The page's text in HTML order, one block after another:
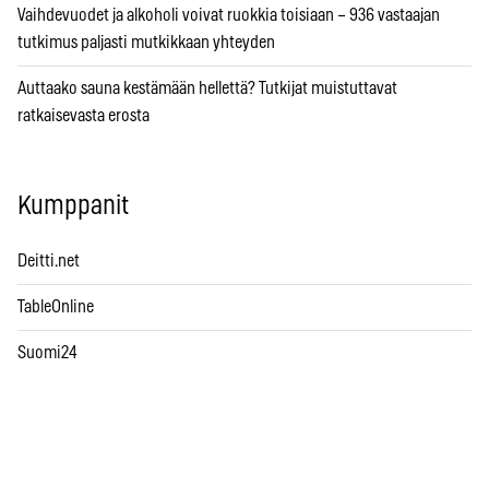
Vaihdevuodet ja alkoholi voivat ruokkia toisiaan – 936 vastaajan
tutkimus paljasti mutkikkaan yhteyden
Auttaako sauna kestämään hellettä? Tutkijat muistuttavat
ratkaisevasta erosta
Kumppanit
Deitti.net
TableOnline
Suomi24